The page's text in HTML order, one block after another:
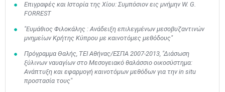
Επιγραφές και Ιστορία της Χίου: Συμπόσιον εις μνήμην W. G.
FORREST
"Ευμάθιος Φιλοκάλης : Ανάδειξη επιλεγμένων μεσοβυζαντινών
μνημείων Κρήτης Κύπρου με καινοτόμες μεθόδους"
Πρόγραμμα Θαλής, ΤΕΙ Αθήνας/ΕΣΠΑ 2007-2013, "Διάσωση
ξύλινων ναυαγίων στο Μεσογειακό θαλάσσιο οικοσύστημα:
Ανάπτυξη και εφαρμογή καινοτόμων μεθόδων για την in situ
προστασία τους"